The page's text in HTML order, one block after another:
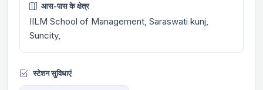
आस-पास के क्षेत्र
IILM School of Management, Saraswati kunj,
Suncity,
स्टेशन सुविधाएं